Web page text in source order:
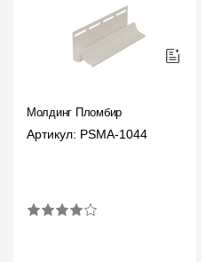
Молдинг Пломбир
Артикул: PSMA-1044